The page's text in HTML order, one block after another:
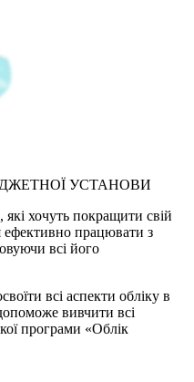
УСТАНОВИ
які хочуть покращити свій
ефективно працювати з
всі його
всі аспекти обліку в
вивчити всі
програми «Облік